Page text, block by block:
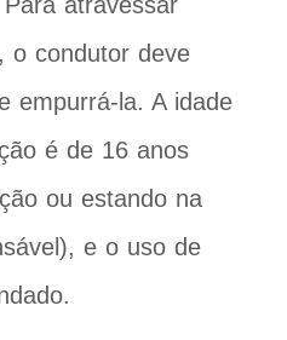
o condutor deve
empurrá-la. A idade
é de 16 anos
ou estando na
e o uso de